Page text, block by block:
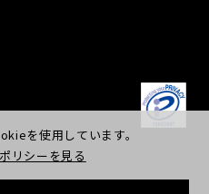
を使用しています。
リシーを見る